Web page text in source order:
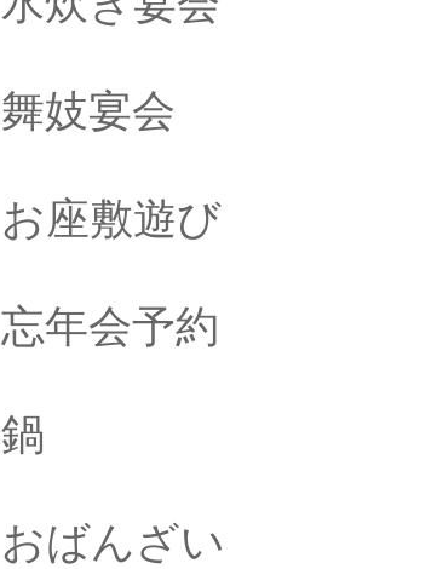
舞妓宴会
お座敷遊び
忘年会予約
鍋
おばんざい